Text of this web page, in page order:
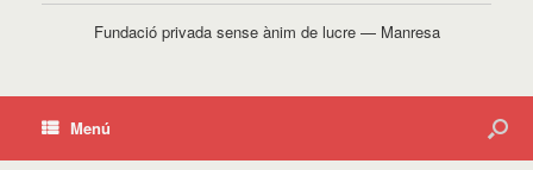
Fundació privada sense ànim de lucre — Manresa
Menú